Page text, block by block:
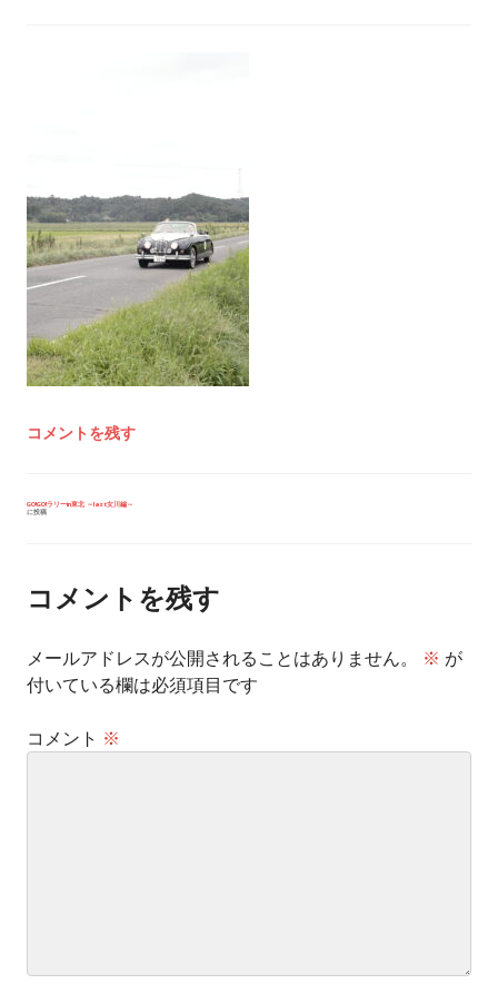
コメントを残す
投
シ
ョ
GO!GO!ラリーin東北 ～last女川編～
に投稿
コメントを残す
メールアドレスが公開されることはありません。 ※ が
付いている欄は必須項目です
コメント ※